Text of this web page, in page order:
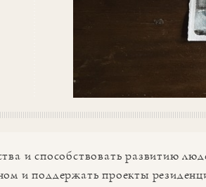
и способствовать развитию
и поддержать проекты